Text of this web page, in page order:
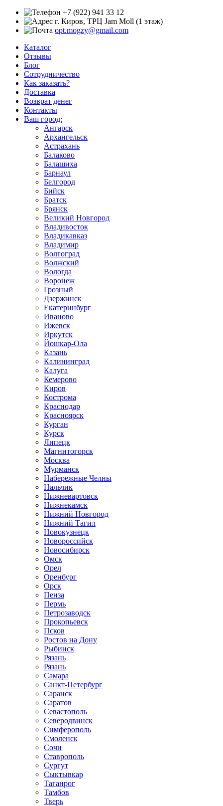
+7 (922) 941 33 12
г. Киров, ТРЦ Jam Moll (1 этаж)
opt.mogzy@gmail.com
Каталог
Отзывы
Блог
Сотрудничество
Как заказать?
Доставка
Возврат денег
Контакты
Ваш город:
Ангарск
Архангельск
Астрахань
Балаково
Балашиха
Барнаул
Белгород
Бийск
Братск
Брянск
Великий Новгород
Владивосток
Владикавказ
Владимир
Волгоград
Волжский
Вологда
Воронеж
Грозный
Дзержинск
Екатеринбург
Иваново
Ижевск
Иркутск
Йошкар-Ола
Казань
Калининград
Калуга
Кемерово
Киров
Кострома
Краснодар
Красноярск
Курган
Курск
Липецк
Магнитогорск
Москва
Мурманск
Набережные Челны
Нальчик
Нижневартовск
Нижнекамск
Нижний Новгород
Нижний Тагил
Новокузнецк
Новороссийск
Новосибирск
Омск
Орел
Оренбург
Орск
Пенза
Пермь
Петрозаводск
Прокопьевск
Псков
Ростов на Дону
Рыбинск
Рязань
Рязань
Самара
Санкт-Петербург
Саранск
Саратов
Севастополь
Северодвинск
Симферополь
Смоленск
Сочи
Ставрополь
Сургут
Сыктывкар
Таганрог
Тамбов
Тверь